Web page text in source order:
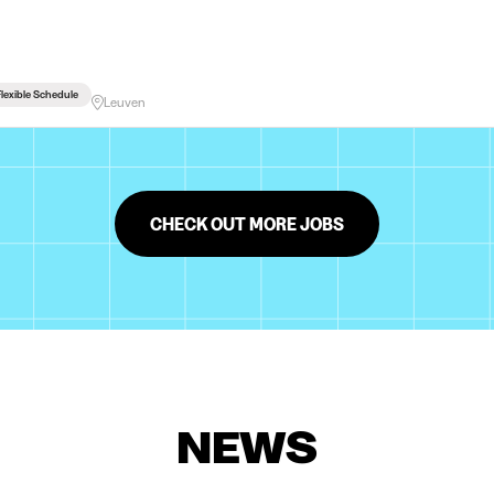
Schedule Leuven
CHECK OUT MORE JOBS
NEWS